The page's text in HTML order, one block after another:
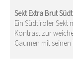
Sekt Extra Brut
Ein Südtiroler Sekt
Kontrast zur
Gaumen mit